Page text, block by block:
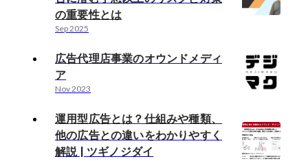
の重要性とは
Sep 2025
広告代理店事業のオウンドメディ
ア
Nov 2023
運用型広告とは？仕組みや種類、
他の広告との違いをわかりやすく
解説 | ツギノジダイ